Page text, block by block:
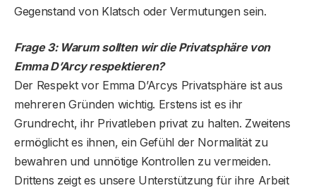
Gegenstand von Klatsch oder Vermutungen sein.
Frage 3: Warum sollten wir die Privatsphäre von
Emma D’Arcy respektieren?
Der Respekt vor Emma D’Arcys Privatsphäre ist aus
mehreren Gründen wichtig. Erstens ist es ihr
Grundrecht, ihr Privatleben privat zu halten. Zweitens
ermöglicht es ihnen, ein Gefühl der Normalität zu
bewahren und unnötige Kontrollen zu vermeiden.
Drittens zeigt es unsere Unterstützung für ihre Arbeit